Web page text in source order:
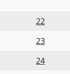
22
23
24